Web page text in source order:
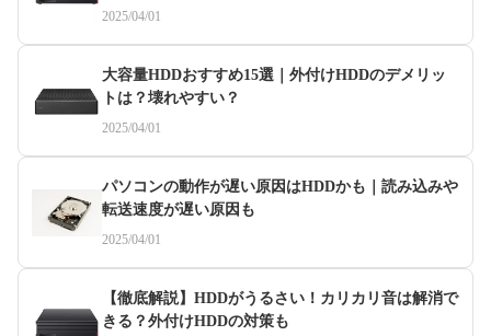
2025/04/01
大容量HDDおすすめ15選｜外付けHDDのデメリッ
トは？壊れやすい？
2025/04/01
パソコンの動作が遅い原因はHDDかも｜読み込みや
転送速度が遅い原因も
2025/04/01
【徹底解説】HDDがうるさい！カリカリ音は解消で
きる？外付けHDDの対策も